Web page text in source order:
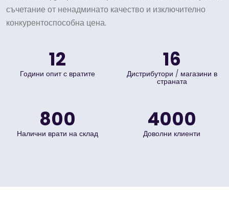
съчетание от ненадминато качество и изключително
конкурентоспособна цена.
15+
Години опит с вратите
20+
Дистрибутори / магазини в
страната
1000+
Налични врати на склад
5000+
Доволни клиенти